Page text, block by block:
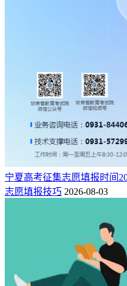
宁夏高考征集志愿填报时间
志愿填报技巧 2026-08-03